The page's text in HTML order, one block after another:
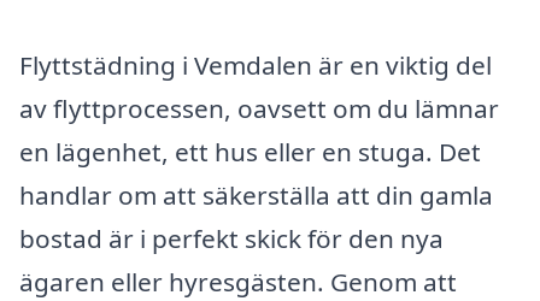
Flyttstädning i Vemdalen är en viktig del
av flyttprocessen, oavsett om du lämnar
en lägenhet, ett hus eller en stuga. Det
handlar om att säkerställa att din gamla
bostad är i perfekt skick för den nya
ägaren eller hyresgästen. Genom att